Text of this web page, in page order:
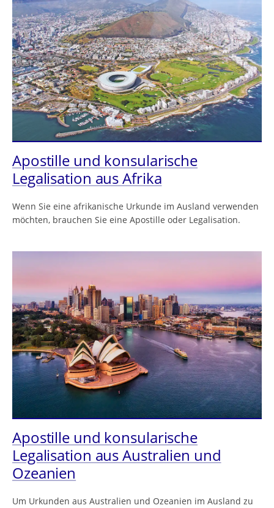
Apostille und konsularische
Legalisation aus Afrika
Wenn Sie eine afrikanische Urkunde im Ausland verwenden
möchten, brauchen Sie eine Apostille oder Legalisation.
Apostille und konsularische
Legalisation aus Australien und
Ozeanien
Um Urkunden aus Australien und Ozeanien im Ausland zu